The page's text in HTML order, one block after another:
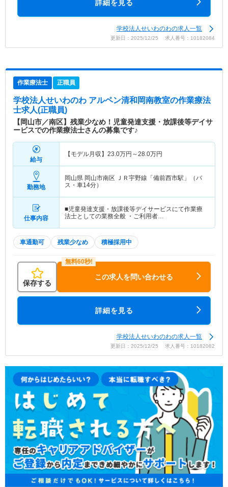
詳細を見る
学校法人せいわのわの求人一覧
更新日：2025/12/25 求人番号：10182084
作業療法士 正職員
学校法人せいわのわ アルペン清和岡南教室の作業療法
士求人(正職員)
【岡山市／南区】残業少なめ！児童発達支援・放課後等デイサ
ービスでの作業療法士さんの募集です♪
給与
【モデル月収】 23.0万円～28.0万円
勤務地
岡山県 岡山市南区
ＪＲ宇野線「備前西市駅」（バ
ス・車14分）
仕事内容
■児童発達支援・放課後等デイサービスにて作業療
法士としての業務全般 ・ご利用者…
車通勤可 残業少なめ 積極採用中
保存する
この求人を問い合わせる
詳細を見る
学校法人せいわのわの求人一覧
更新日：2025/12/25 求人番号：10182082